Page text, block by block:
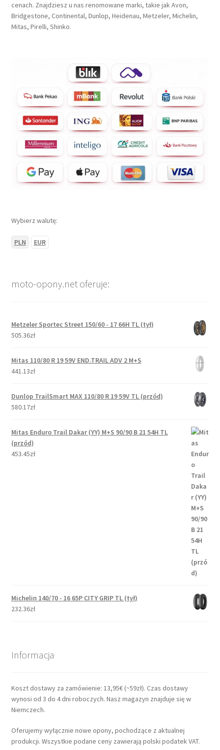
cenach. Znajdziesz u nas renomowane marki, takie jak Avon,
Bridgestone, Continental, Dunlop, Heidenau, Metzeler, Michelin,
Mitas, Pirelli, Shinko.
Wybierz walutę:
PLN EUR
moto-opony.net oferuje:
Metzeler Sportec Street 150/60 - 17 66H TL (tył)
505.36zł
Mitas 110/80 R 19 59V END.TRAIL ADV 2 M+S
441.13zł
Dunlop TrailSmart MAX 110/80 R 19 59V TL (przód)
580.17zł
Mitas Enduro Trail Dakar (YY) M+S 90/90 B 21 54H TL
(przód)
453.45zł
Michelin 140/70 - 16 65P CITY GRIP TL (tył)
232.36zł
Informacja
Koszt dostawy za zamówienie: 13,95€ (~59zł). Czas dostawy
wynosi od 3 do 4 dni roboczych. Nasz magazyn znajduje się w
Niemczech.
Oferujemy wyłącznie nowe opony, pochodzące z aktualnej
produkcji. Wszystkie podane ceny zawierają polski podatek VAT.